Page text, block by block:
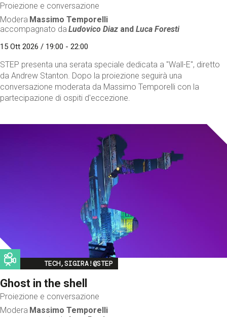
Proiezione e conversazione
Modera Massimo Temporelli
accompagnato da Ludovico Diaz andLuca Foresti
15 Ott 2026 / 19:00 - 22:00
STEP presenta una serata speciale dedicata a "Wall-E", diretto
da Andrew Stanton. Dopo la proiezione seguirà una
conversazione moderata da Massimo Temporelli con la
partecipazione di ospiti d'eccezione.
Image
TECH,SIGIRA!@STEP
Ghost in the shell
Proiezione e conversazione
Modera Massimo Temporelli